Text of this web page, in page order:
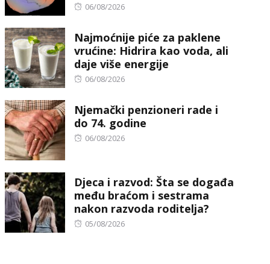
Posted
06/08/2026
Najmoćnije piće za paklene
vrućine: Hidrira kao voda, ali
daje više energije
Posted
06/08/2026
Njemački penzioneri rade i
do 74. godine
Posted
06/08/2026
Djeca i razvod: Šta se događa
među braćom i sestrama
nakon razvoda roditelja?
Posted
05/08/2026